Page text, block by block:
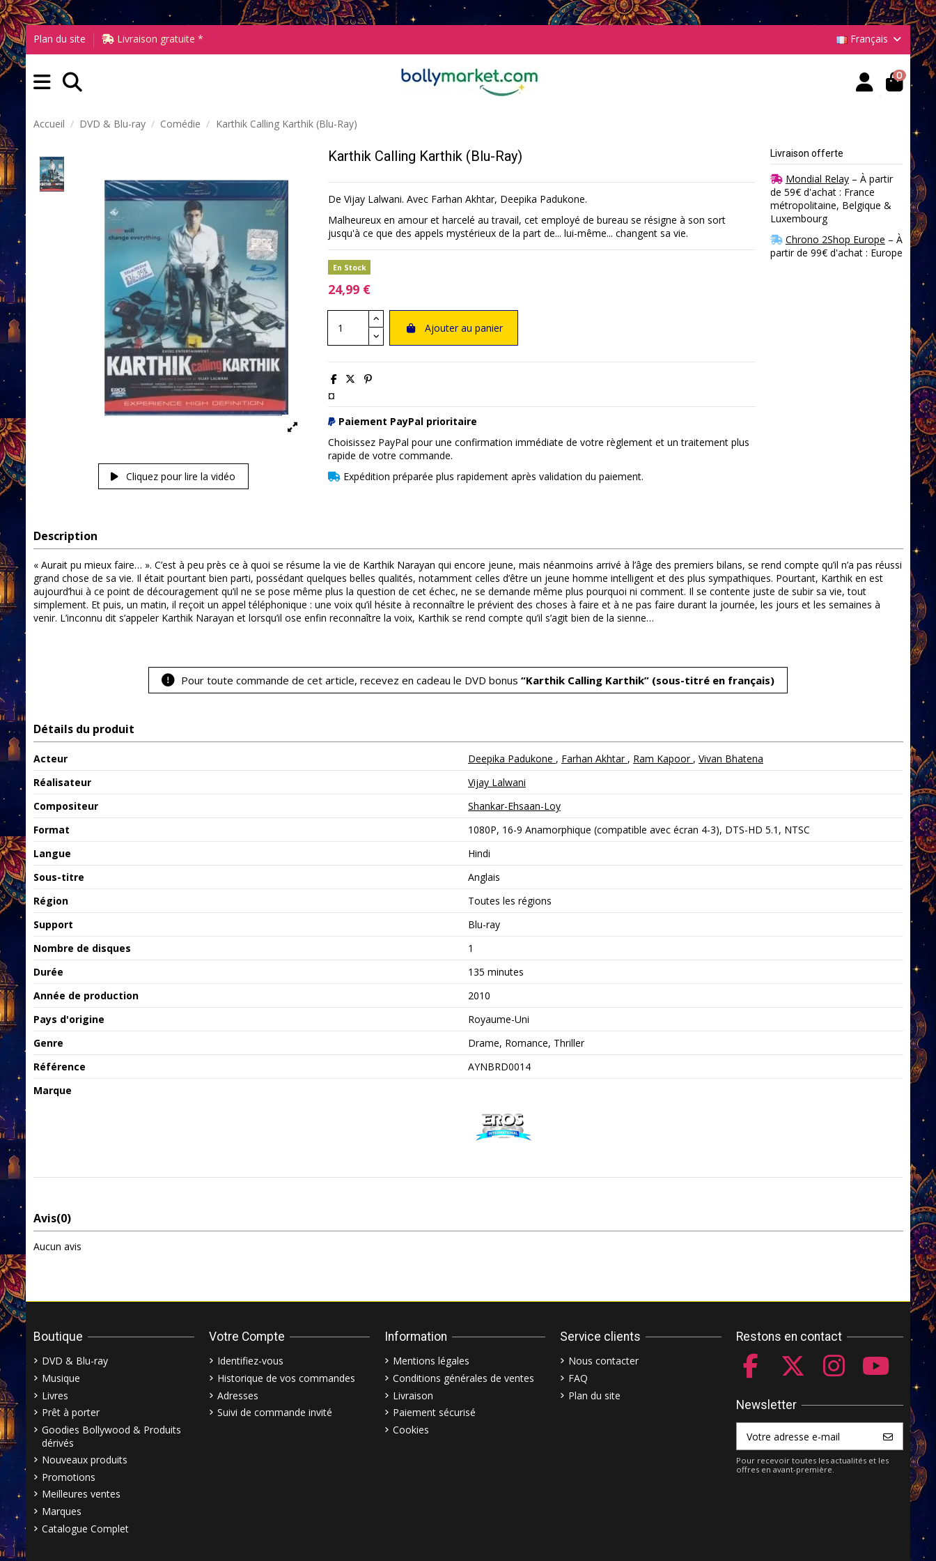
Plan du site Livraison gratuite * Français
0
Accueil DVD & Blu-ray Comédie Karthik Calling Karthik (Blu-Ray)
Cliquez pour lire la vidéo
Karthik Calling Karthik (Blu-Ray)
De Vijay Lalwani. Avec Farhan Akhtar, Deepika Padukone.
Malheureux en amour et harcelé au travail, cet employé de bureau se résigne à son sort
jusqu'à ce que des appels mystérieux de la part de... lui-même... changent sa vie.
En Stock
24,99 €
Ajouter au panier
¤
Paiement PayPal prioritaire
Choisissez PayPal pour une confirmation immédiate de votre règlement et un traitement plus
rapide de votre commande.
Expédition préparée plus rapidement après validation du paiement.
Livraison offerte
Mondial Relay– À partir
de 59€ d'achat : France
métropolitaine, Belgique &
Luxembourg
Chrono 2Shop Europe – À
partir de 99€ d'achat : Europe
Description
« Aurait pu mieux faire… ». C’est à peu près ce à quoi se résume la vie de Karthik Narayan qui encore jeune, mais néanmoins arrivé à l’âge des premiers bilans, se rend compte qu’il n’a pas réussi
grand chose de sa vie. Il était pourtant bien parti, possédant quelques belles qualités, notamment celles d’être un jeune homme intelligent et des plus sympathiques. Pourtant, Karthik en est
aujourd’hui à ce point de découragement qu’il ne se pose même plus la question de cet échec, ne se demande même plus pourquoi ni comment. Il se contente juste de subir sa vie, tout
simplement. Et puis, un matin, il reçoit un appel téléphonique : une voix qu’il hésite à reconnaître le prévient des choses à faire et à ne pas faire durant la journée, les jours et les semaines à
venir. L’inconnu dit s’appeler Karthik Narayan et lorsqu’il ose enfin reconnaître la voix, Karthik se rend compte qu’il s’agit bien de la sienne…
Pour toute commande de cet article, recevez en cadeau le DVD bonus“Karthik Calling Karthik” (sous-titré en français)
Détails du produit
Acteur Deepika Padukone , Farhan Akhtar , Ram Kapoor , Vivan Bhatena
Réalisateur
Vijay Lalwani
Compositeur
Shankar-Ehsaan-Loy
Format
1080P, 16-9 Anamorphique (compatible avec écran 4-3), DTS-HD 5.1, NTSC
Langue
Hindi
Sous-titre
Anglais
Région
Toutes les régions
Support
Blu-ray
Nombre de disques
1
Durée
135 minutes
Année de production
2010
Pays d'origine
Royaume-Uni
Genre
Drame, Romance, Thriller
Référence
AYNBRD0014
Marque
Avis(0)
Aucun avis
Boutique
DVD & Blu-ray
Musique
Livres
Prêt à porter
Goodies Bollywood & Produits
dérivés
Nouveaux produits
Promotions
Meilleures ventes
Marques
Catalogue Complet
Votre Compte
Identifiez-vous
Historique de vos commandes
Adresses
Suivi de commande invité
Information
Mentions légales
Conditions générales de ventes
Livraison
Paiement sécurisé
Cookies
Service clients
Nous contacter
FAQ
Plan du site
Restons en contact
Newsletter
Pour recevoir toutes les actualités et les
offres en avant-première.